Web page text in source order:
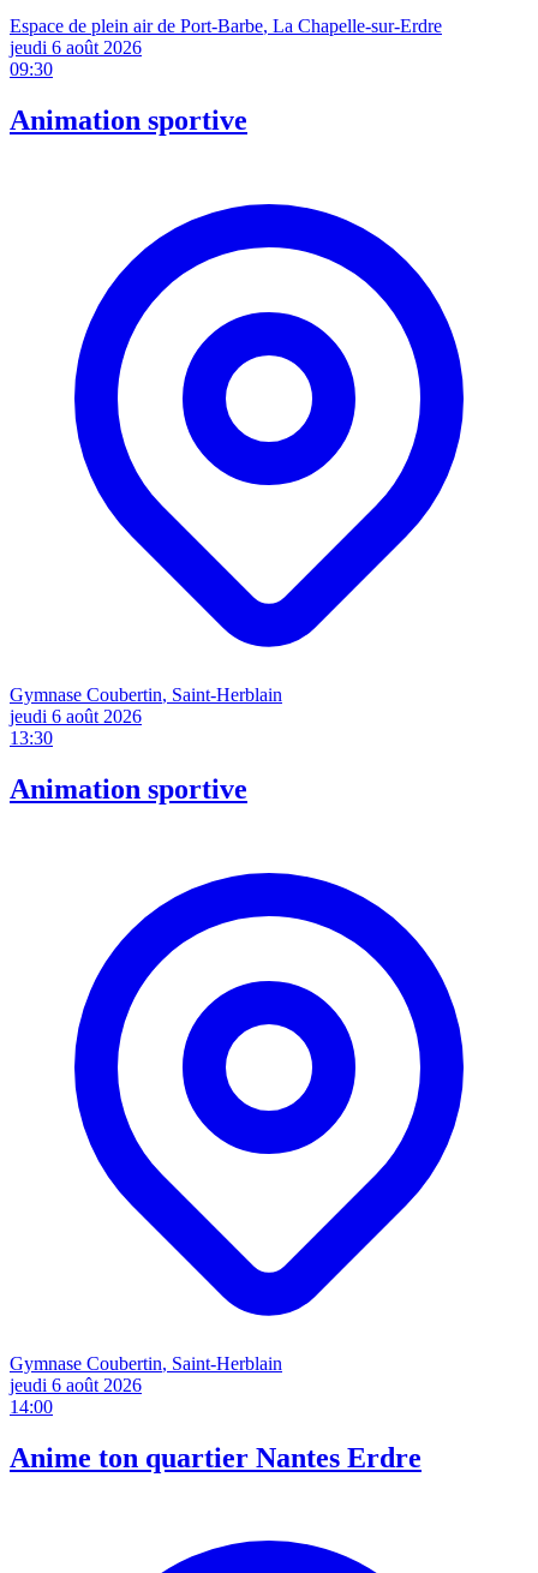
Espace de plein air de Port-Barbe, La Chapelle-sur-Erdre
jeudi 6 août 2026
09:30
Animation sportive
Gymnase Coubertin, Saint-Herblain
jeudi 6 août 2026
13:30
Animation sportive
Gymnase Coubertin, Saint-Herblain
jeudi 6 août 2026
14:00
Anime ton quartier Nantes Erdre